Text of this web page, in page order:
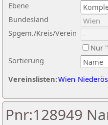
Ebene
Sortierung
Bundesland
Spgem./Kreis/Verein
Nur
Vereinslisten:Wien
Pnr:128949